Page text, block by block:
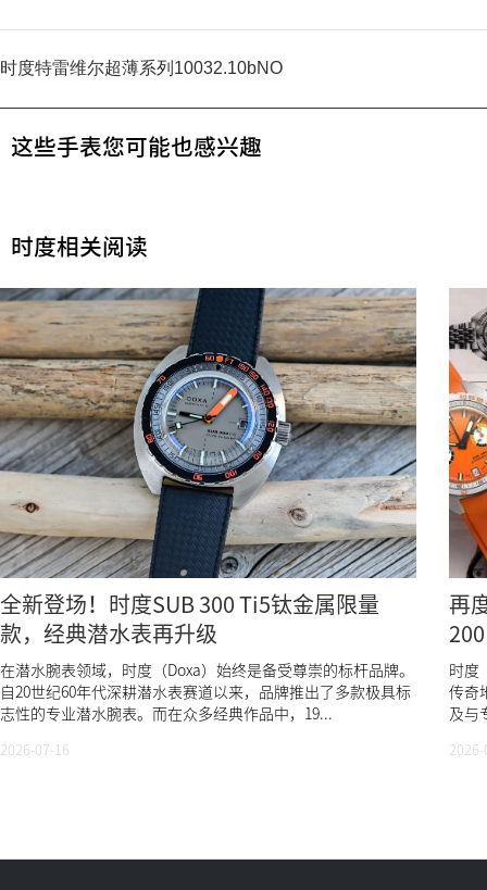
时度特雷维尔超薄系列10032.10bNO
这些手表您可能也感兴趣
时度相关阅读
全新登场！时度SUB 300 Ti5钛金属限量
款，经典潜水表再升级
在潜水腕表领域，时度（Doxa）始终是备受尊崇的标杆品牌。
自20世纪60年代深耕潜水表赛道以来，品牌推出了多款极具标
志性的专业潜水腕表。而在众多经典作品中，19...
2026-07-16
再
时度
传奇
及与